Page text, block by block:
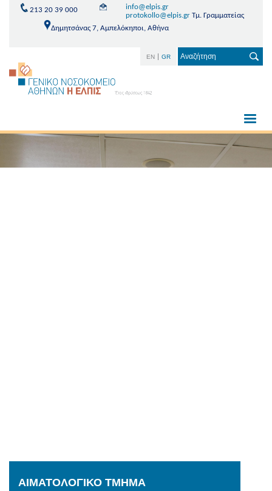
213 20 39 000
info@elpis.gr
protokollo@elpis.grΤμ. Γραμματείας
Δημητσάνας 7, Αμπελόκηποι, Αθήνα
EN GR
ΑΙΜΑΤΟΛΟΓΙΚΟ ΤΜΗΜΑ